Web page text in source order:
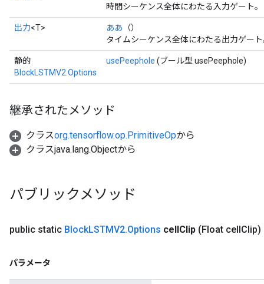
時間シーケンス全体にわたる入力ゲート。
出力<T> ああ （）
タイムシーケンス全体にわたる出力ゲー
静的
BlockLSTMV2.Options
usePeephole (ブール型 usePeephole)
継承されたメソッド
クラスorg.tensorflow.op.PrimitiveOpから
クラスjava.lang.Objectから
パブリックメソッド
public static BlockLSTMV2.Options cellClip (Float cellClip)
パラメータ